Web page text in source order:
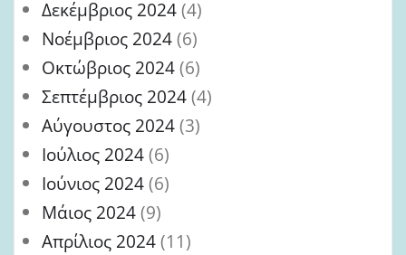
Δεκέμβριος 2024(4)
Νοέμβριος 2024(6)
Οκτώβριος 2024(6)
Σεπτέμβριος 2024(4)
Αύγουστος 2024(3)
Ιούλιος 2024(6)
Ιούνιος 2024(6)
Μάιος 2024(9)
Απρίλιος 2024(11)